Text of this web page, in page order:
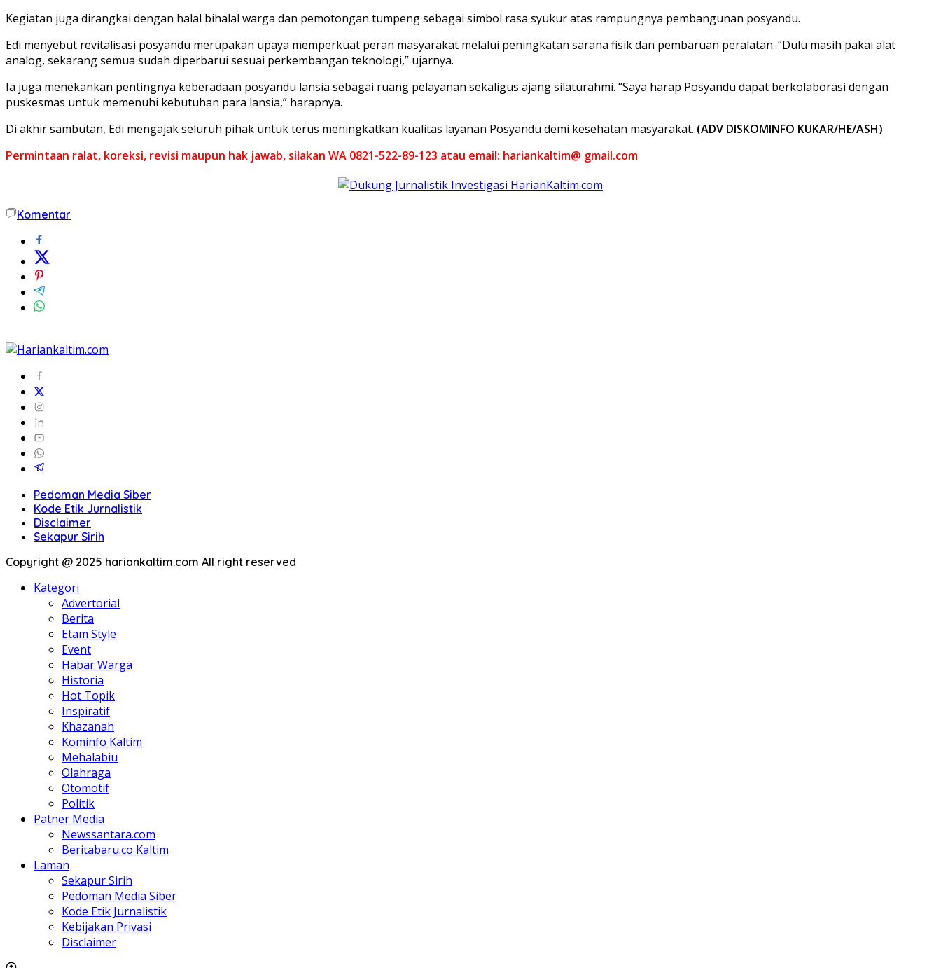
Kegiatan juga dirangkai dengan halal bihalal warga dan pemotongan tumpeng sebagai simbol rasa syukur atas rampungnya pembangunan posyandu.
Edi menyebut revitalisasi posyandu merupakan upaya memperkuat peran masyarakat melalui peningkatan sarana fisik dan pembaruan peralatan. “Dulu masih pakai alat
analog, sekarang semua sudah diperbarui sesuai perkembangan teknologi,” ujarnya.
Ia juga menekankan pentingnya keberadaan posyandu lansia sebagai ruang pelayanan sekaligus ajang silaturahmi. “Saya harap Posyandu dapat berkolaborasi dengan
puskesmas untuk memenuhi kebutuhan para lansia,” harapnya.
Di akhir sambutan, Edi mengajak seluruh pihak untuk terus meningkatkan kualitas layanan Posyandu demi kesehatan masyarakat. (ADV DISKOMINFO KUKAR/HE/ASH)
Permintaan ralat, koreksi, revisi maupun hak jawab, silakan WA 0821-522-89-123 atau email: hariankaltim@ gmail.com
Komentar
Pedoman Media Siber
Kode Etik Jurnalistik
Disclaimer
Sekapur Sirih
Copyright @ 2025 hariankaltim.com All right reserved
Kategori
Advertorial
Berita
Etam Style
Event
Habar Warga
Historia
Hot Topik
Inspiratif
Khazanah
Kominfo Kaltim
Mehalabiu
Olahraga
Otomotif
Politik
Patner Media
Newssantara.com
Beritabaru.co Kaltim
Laman
Sekapur Sirih
Pedoman Media Siber
Kode Etik Jurnalistik
Kebijakan Privasi
Disclaimer